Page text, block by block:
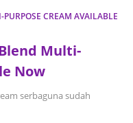
CREAM AVAILABLE
Multi-
Now
serbaguna sudah